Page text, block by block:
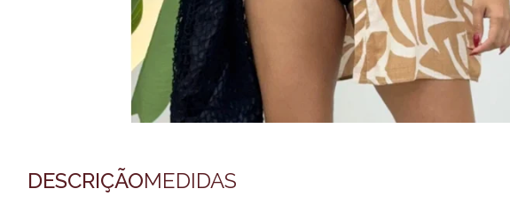
DESCRIÇÃOMEDIDAS